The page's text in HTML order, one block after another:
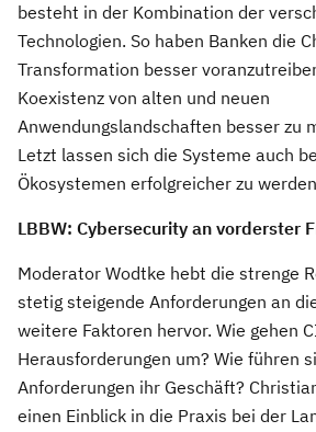
besteht in der Kombination der
Technologien. So haben Banken die
Transformation besser
Koexistenz von alten und neuen
Anwendungslandschaften besser zu
Letzt lassen sich die Systeme auch
Ökosystemen erfolgreicher zu
LBBW: Cybersecurity an vorderster
Moderator Wodtke hebt die strenge
stetig steigende Anforderungen an
weitere Faktoren hervor. Wie gehen
Herausforderungen um? Wie führen
Anforderungen ihr Geschäft?
einen Einblick in die Praxis bei der